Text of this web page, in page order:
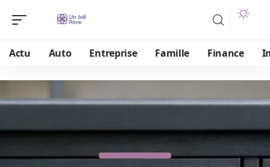
Actu Auto Entreprise Famille Finance